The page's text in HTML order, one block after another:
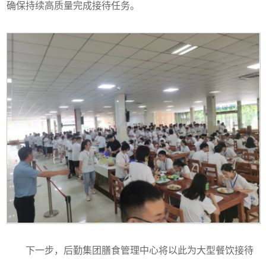
确保持续高质量完成接待任务。
下一步，后勤集团膳食管理中心将以此为大型餐饮接待